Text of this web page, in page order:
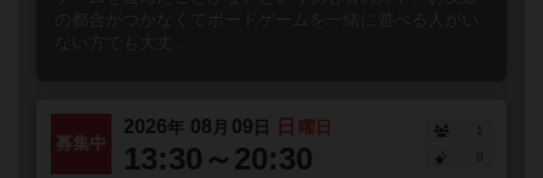
の都合がつかなくてボードゲームを一緒に遊べる人がい
ない方でも大丈...
募集中
2026年 08 月 09 日 日 曜日
13:30～20:30
1